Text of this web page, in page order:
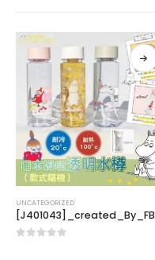
UNCATEGORIZED
[J401043]_created_By_FB